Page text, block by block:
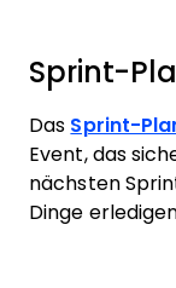
Sprint-
Das Sprint-
Event, das
nächsten
Dinge